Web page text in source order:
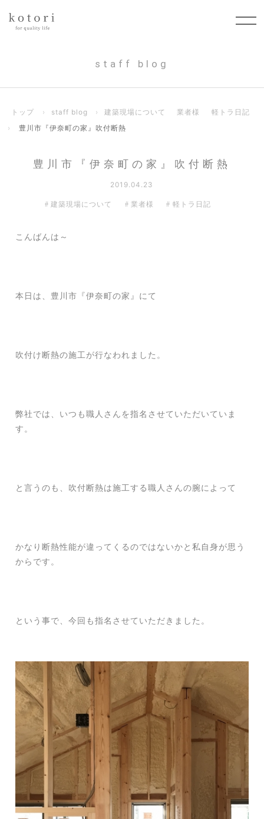
staff blog
トップ › staff blog › 建築現場について 業者様
軽トラ日記
›
豊川市『伊奈町の家』吹付断熱
豊川市『伊奈町の家』吹付断熱
2019.04.23
建築現場について 業者様 軽トラ日記
こんばんは～
本日は、豊川市『伊奈町の家』にて
吹付け断熱の施工が行なわれました。
弊社では、いつも職人さんを指名させていただいていま
す。
と言うのも、吹付断熱は施工する職人さんの腕によって
かなり断熱性能が違ってくるのではないかと私自身が思う
からです。
という事で、今回も指名させていただきました。